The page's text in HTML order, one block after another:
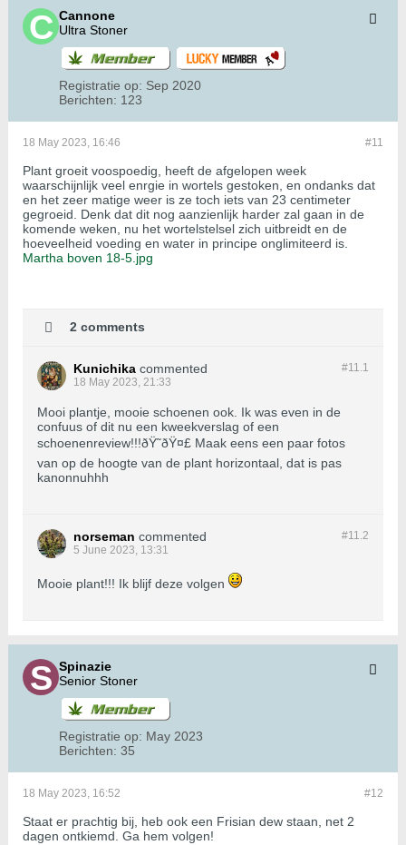
Cannone
Ultra Stoner
Registratie op: Sep 2020
Berichten: 123
#11
18 May 2023, 16:46
Plant groeit voospoedig, heeft de afgelopen week
waarschijnlijk veel enrgie in wortels gestoken, en ondanks dat
en het zeer matige weer is ze toch iets van 23 centimeter
gegroeid. Denk dat dit nog aanzienlijk harder zal gaan in de
komende weken, nu het wortelstelsel zich uitbreidt en de
hoeveelheid voeding en water in principe onglimiteerd is.
Martha boven 18-5.jpg
2 comments
#11.1
Kunichika commented
18 May 2023, 21:33
Mooi plantje, mooie schoenen ook. Ik was even in de
confuus of dit nu een kweekverslag of een
schoenenreview!!!ðŸ˜ðŸ¤£ Maak eens een paar fotos
van op de hoogte van de plant horizontaal, dat is pas
kanonnuhhh
#11.2
norseman commented
5 June 2023, 13:31
Mooie plant!!! Ik blijf deze volgen
Spinazie
Senior Stoner
Registratie op: May 2023
Berichten: 35
#12
18 May 2023, 16:52
Staat er prachtig bij, heb ook een Frisian dew staan, net 2
dagen ontkiemd. Ga hem volgen!